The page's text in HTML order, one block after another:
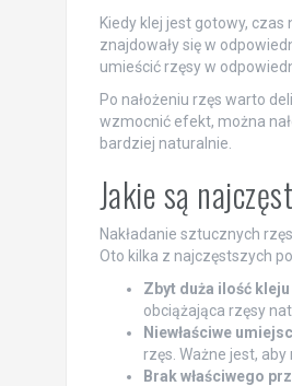
Kiedy klej jest gotowy,
znajdowały się w
umieścić rzęsy w
Po nałożeniu rzęs warto
wzmocnić efekt, można
bardziej naturalnie.
Jakie są
Nakładanie sztucznych
Oto kilka z najczęstszych
Zbyt duża ilość kleju
obciążająca rzęsy
Niewłaściwe
rzęs. Ważne jest,
Brak właściwego